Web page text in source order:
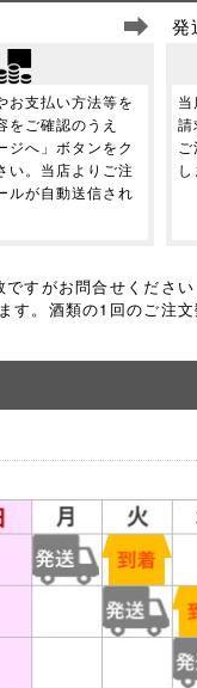
お支払い方法等を
をご確認のうえ
ジへ」ボタンをク
い。当店よりご注
ルが自動送信され
発
請
すがお問合せください
す。酒類の1回のご注